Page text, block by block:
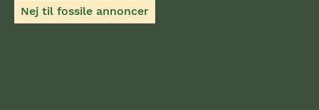
Nej til fossile annoncer